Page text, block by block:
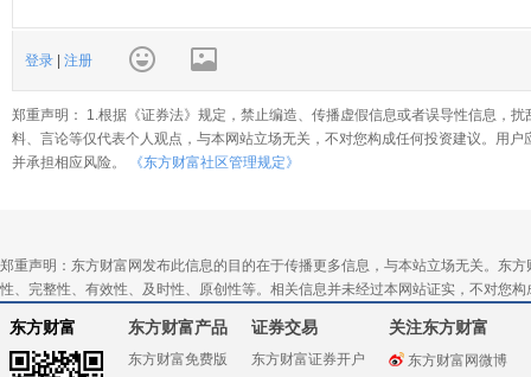
登录 注册
郑重声明： 1.根据《证券法》规定，禁止编造、传播虚假信息或者误导性信息，
料、言论等仅代表个人观点，与本网站立场无关，不对您构成任何投资建议。用
并承担相应风险。
《东方财富社区管理规定》
郑重声明：东方财富网发布此信息的目的在于传播更多信息，与本站立场无关。东
性、完整性、有效性、及时性、原创性等。相关信息并未经过本网站证实，不对您
东方财富 东方财富产品
东方财富免费版
证券交易
东方财富证券开户
关注东方财富
东方财富网微博